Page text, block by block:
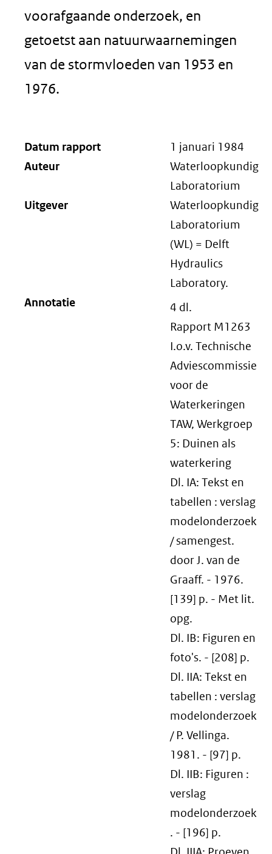
voorafgaande onderzoek, en
getoetst aan natuurwaarnemingen
van de stormvloeden van 1953 en
1976.
Datum rapport
1 januari 1984
Auteur
Waterloopkundig
Laboratorium
Uitgever
Waterloopkundig
Laboratorium
(WL) = Delft
Hydraulics
Laboratory.
Annotatie
4 dl.
Rapport M1263
I.o.v. Technische
Adviescommissie
voor de
Waterkeringen
TAW, Werkgroep
5: Duinen als
waterkering
Dl. IA: Tekst en
tabellen : verslag
modelonderzoek
/ samengest.
door J. van de
Graaff. - 1976.
[139] p. - Met lit.
opg.
Dl. IB: Figuren en
foto's. - [208] p.
Dl. IIA: Tekst en
tabellen : verslag
modelonderzoek
/ P. Vellinga.
1981. - [97] p.
Dl. IIB: Figuren :
verslag
modelonderzoek
. - [196] p.